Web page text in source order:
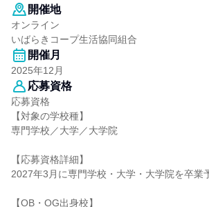
開催地
オンライン
いばらきコープ生活協同組合
開催月
2025年12月
応募資格
応募資格
【対象の学校種】
専門学校／大学／大学院
【応募資格詳細】
2027年3月に専門学校・大学・大学院を卒業
【OB・OG出身校】